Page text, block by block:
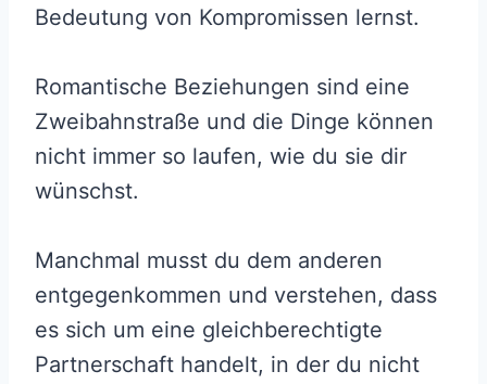
Bedeutung von Kompromissen lernst.
Romantische Beziehungen sind eine
Zweibahnstraße und die Dinge können
nicht immer so laufen, wie du sie dir
wünschst.
Manchmal musst du dem anderen
entgegenkommen und verstehen, dass
es sich um eine gleichberechtigte
Partnerschaft handelt, in der du nicht